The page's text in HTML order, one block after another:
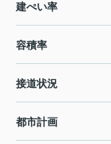
建ぺい率
容積率
接道状況
都市計画